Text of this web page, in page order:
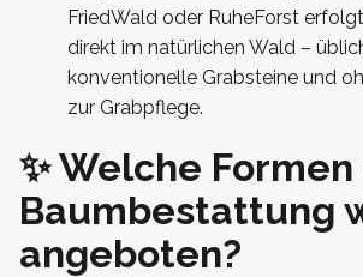
FriedWald oder RuheForst
direkt im natürlichen Wald –
konventionelle Grabsteine und
zur Grabpflege.
✨ Welche
Baumbestattung
angeboten?